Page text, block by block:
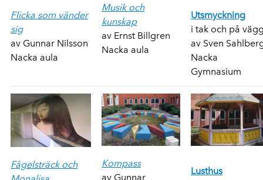
Flicka som vänder
sig
av Gunnar Nilsson
Nacka aula
Musik och
kunskap
av Ernst Billgren
Nacka aula
Utsmyckning
i tak och på
av Sven
Nacka
Gymnasium
Fågelsträck och
Kompass
av Gunnar
Lusthus